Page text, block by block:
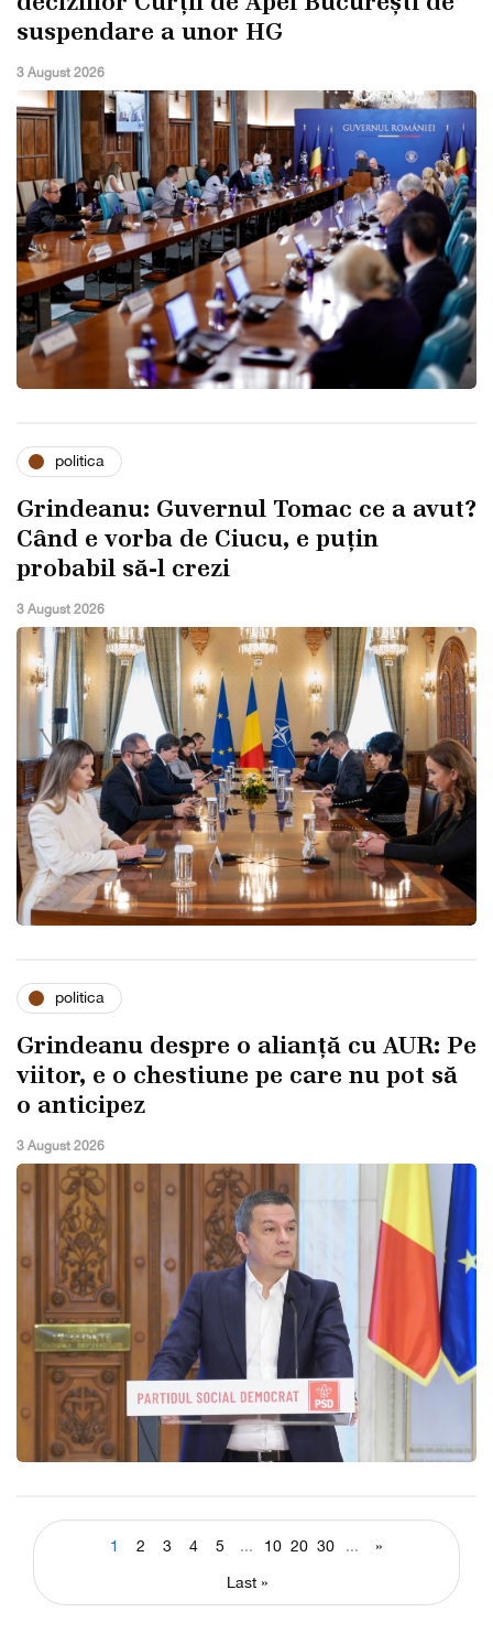
suspendare a unor HG
3 August 2026
politica
Grindeanu: Guvernul Tomac ce a avut?
Când e vorba de Ciucu, e puțin
probabil să-l crezi
3 August 2026
politica
Grindeanu despre o alianță cu AUR: Pe
viitor, e o chestiune pe care nu pot să
o anticipez
3 August 2026
1 2 3 4 5 ... 10 20 30 ... »
Last »